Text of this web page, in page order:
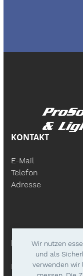
Wir nutzen
und als
verwenden wir
KONTAKT
E-Mail
Telefon
Adresse
BÜROZEITEN
Mo – Fr: